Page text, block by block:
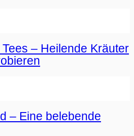
– Heilende Kräuter
– Eine belebende